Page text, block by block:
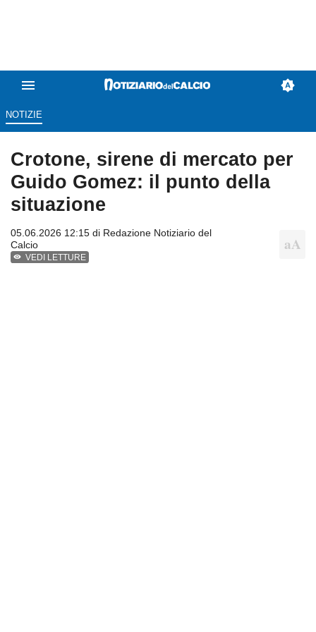
NOTIZIE
Crotone, sirene di mercato per
Guido Gomez: il punto della
situazione
05.06.2026 12:15 di Redazione Notiziario del
Calcio
VEDI LETTURE